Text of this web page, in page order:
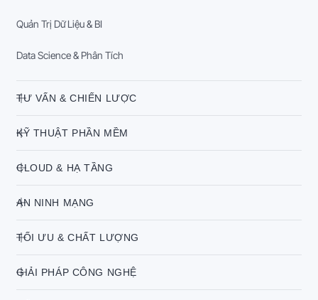
Quản Trị Dữ Liệu & BI
Data Science & Phân Tích
TƯ VẤN & CHIẾN LƯỢC
KỸ THUẬT PHẦN MỀM
CLOUD & HẠ TẦNG
AN NINH MẠNG
TỐI ƯU & CHẤT LƯỢNG
GIẢI PHÁP CÔNG NGHỆ